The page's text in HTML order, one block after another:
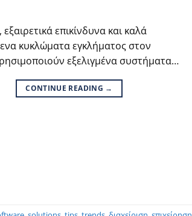
επικίνδυνα και καλά
κυκλώματα εγκλήματος στον
εξελιγμένα συστήματα…
CONTINUE READING →